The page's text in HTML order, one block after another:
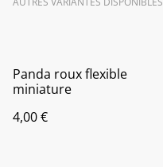
Panda roux flexible
miniature
4,00 €